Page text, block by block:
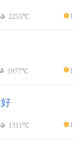
2255℃ 1
1977℃ 1
1311℃ 1